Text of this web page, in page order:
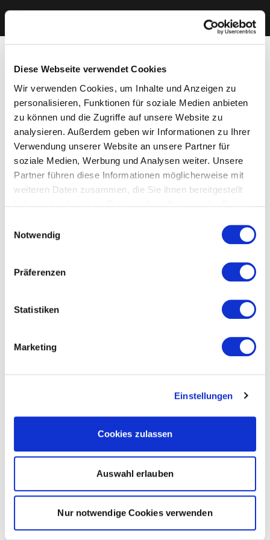
Diese Webseite verwendet Cookies
Wir verwenden Cookies, um Inhalte und Anzeigen zu
personalisieren, Funktionen für soziale Medien anbieten
zu können und die Zugriffe auf unsere Website zu
analysieren. Außerdem geben wir Informationen zu Ihrer
Verwendung unserer Website an unsere Partner für
soziale Medien, Werbung und Analysen weiter. Unsere
Partner führen diese Informationen möglicherweise mit
weiteren Daten zusammen, die Sie ihnen bereitgestellt
Cookies, wenn Sie unsere Webseite weiterhin nutzen.
Notwendig
Präferenzen
Statistiken
Marketing
Einstellungen
Cookies zulassen
Auswahl erlauben
Nur notwendige Cookies verwenden